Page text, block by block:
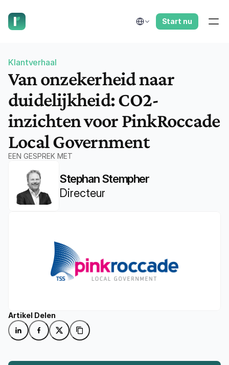
Select Language
Start nu
Klantverhaal
Van onzekerheid naar
duidelijkheid: CO2-
inzichten voor PinkRoccade
Local Government
EEN GESPREK MET
Stephan Stempher
Directeur
Artikel Delen